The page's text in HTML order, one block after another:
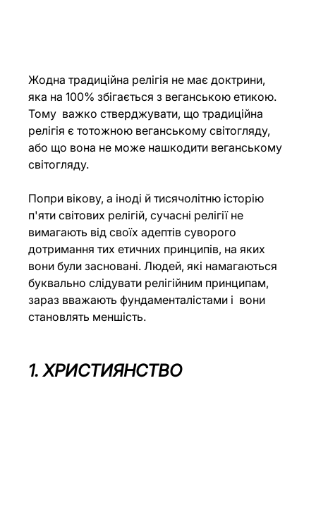
Жодна традиційна релігія не має доктрини,
яка на 100% збігається з веганською етикою.
Тому  важко стверджувати, що традиційна
релігія є тотожною веганському світогляду,
або що вона не може нашкодити веганському
світогляду.
Попри вікову, а іноді й тисячолітню історію
п'яти світових релігій, сучасні релігії не
вимагають від своїх адептів суворого
дотримання тих етичних принципів, на яких
вони були засновані. Людей, які намагаються
буквально слідувати релігійним принципам,
зараз вважають фундаменталістами і  вони
становлять меншість.
1. ХРИСТИЯНСТВО